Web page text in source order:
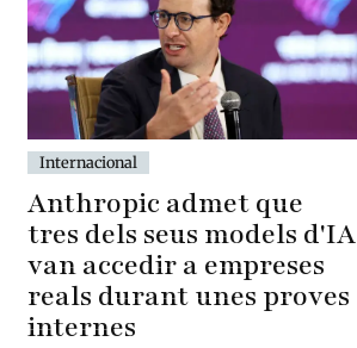
Internacional
Anthropic admet que
tres dels seus models d'IA
van accedir a empreses
reals durant unes proves
internes